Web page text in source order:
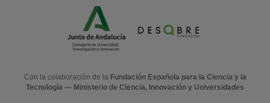
Con la colaboración de la Fundación Española para la Ciencia y la
Tecnología — Ministerio de Ciencia, Innovación y Universidades